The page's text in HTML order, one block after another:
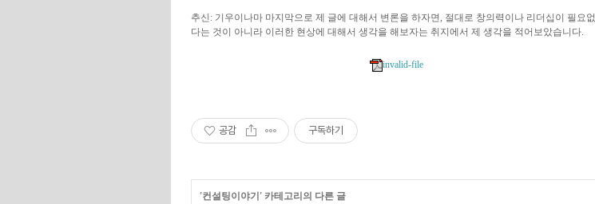
추신: 기우이나마 마지막으로 제 글에 대해서 변론을 하자면, 절대로 창의력이나 리더십이 필요없
다는 것이 아니라 이러한 현상에 대해서 생각을 해보자는 취지에서 제 생각을 적어보았습니다.
invalid-file
공감 구독하기
'컨설팅이야기 ' 카테고리의 다른 글